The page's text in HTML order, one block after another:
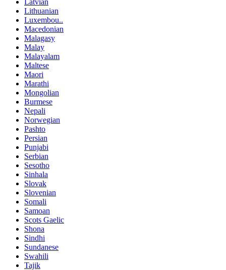
Latvian
Lithuanian
Luxembou..
Macedonian
Malagasy
Malay
Malayalam
Maltese
Maori
Marathi
Mongolian
Burmese
Nepali
Norwegian
Pashto
Persian
Punjabi
Serbian
Sesotho
Sinhala
Slovak
Slovenian
Somali
Samoan
Scots Gaelic
Shona
Sindhi
Sundanese
Swahili
Tajik